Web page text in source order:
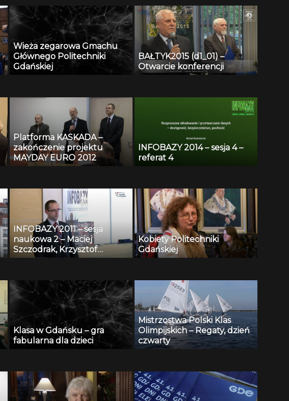
Wieża zegarowa Gmachu
Głównego Politechniki
Gdańskiej
BAŁTYK2015 (d1_01) –
Otwarcie konferencji
Platforma KASKADA –
zakończenie projektu
MAYDAY EURO 2012
INFOBAZY 2014 – sesja 4 –
referat 4
INFOBAZY 2011 – sesja
naukowa 2 – Maciej
Szczodrak, Krzysztof
Kopaczewski, Andrzej
Krawczyk – Repozytorium
nagrań testowych i
algorytmy wspomagania
systemów monitoringu
przestrzeni publicznej
Kobiety Politechniki
Gdańskiej
Klasa w Gdańsku – gra
fabularna dla dzieci
Mistrzostwa Polski Klas
Olimpijskich – Regaty, dzień
czwarty